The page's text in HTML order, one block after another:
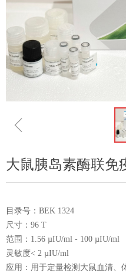
ꁆ
大鼠胰岛素酶联免
目录号：BEK 1324
尺寸：96 T
范围：1.56 µIU/ml - 100 µIU/ml
灵敏度< 2 µIU/ml
应用：用于定量检测大鼠血清、